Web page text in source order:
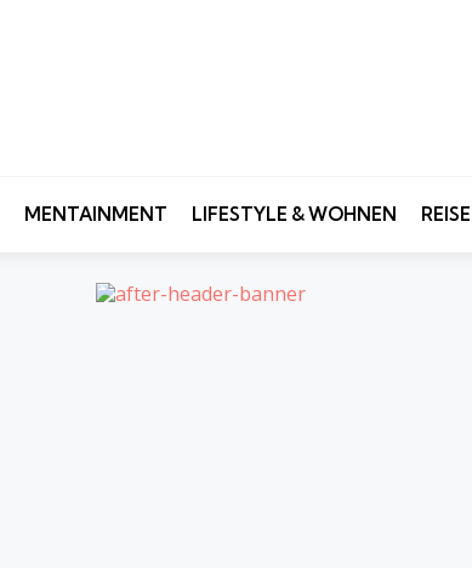
MENTAINMENT LIFESTYLE & WOHNEN